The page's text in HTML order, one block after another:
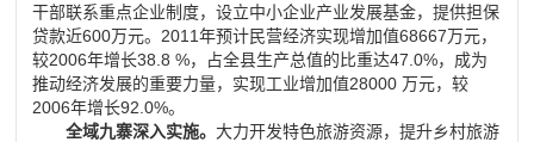
干部联系重点企业制度，设立中小企业产业发展基金，提供担保
贷款近600万元。 2011年预计民营经济实现增加值68667万元，
较2006年增长38.8 %，占全县生产总值的比重达47.0%，成为
推动经济发展的重要力量，实现工业增加值28000万元，较
2006年增长92.0%。
全域九寨深入实施。大力开发特色旅游资源，提升乡村旅游